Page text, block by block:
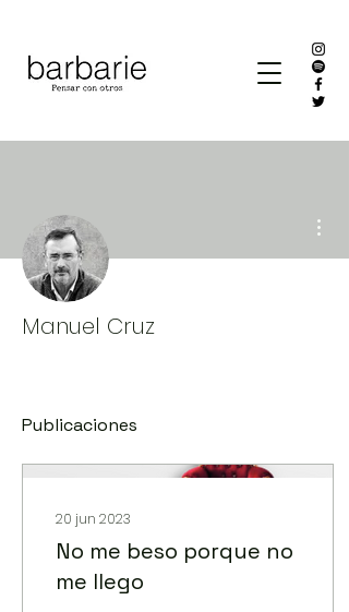
Manuel Cruz
Publicaciones
20 jun 2023
No me beso porque no
me llego